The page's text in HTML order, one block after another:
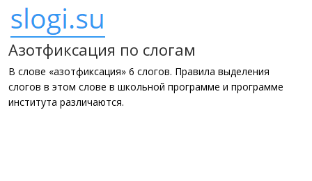
Азотфиксация по слогам
В слове «азотфиксация» 6 слогов. Правила выделения
слогов в этом слове в школьной программе и программе
института различаются.